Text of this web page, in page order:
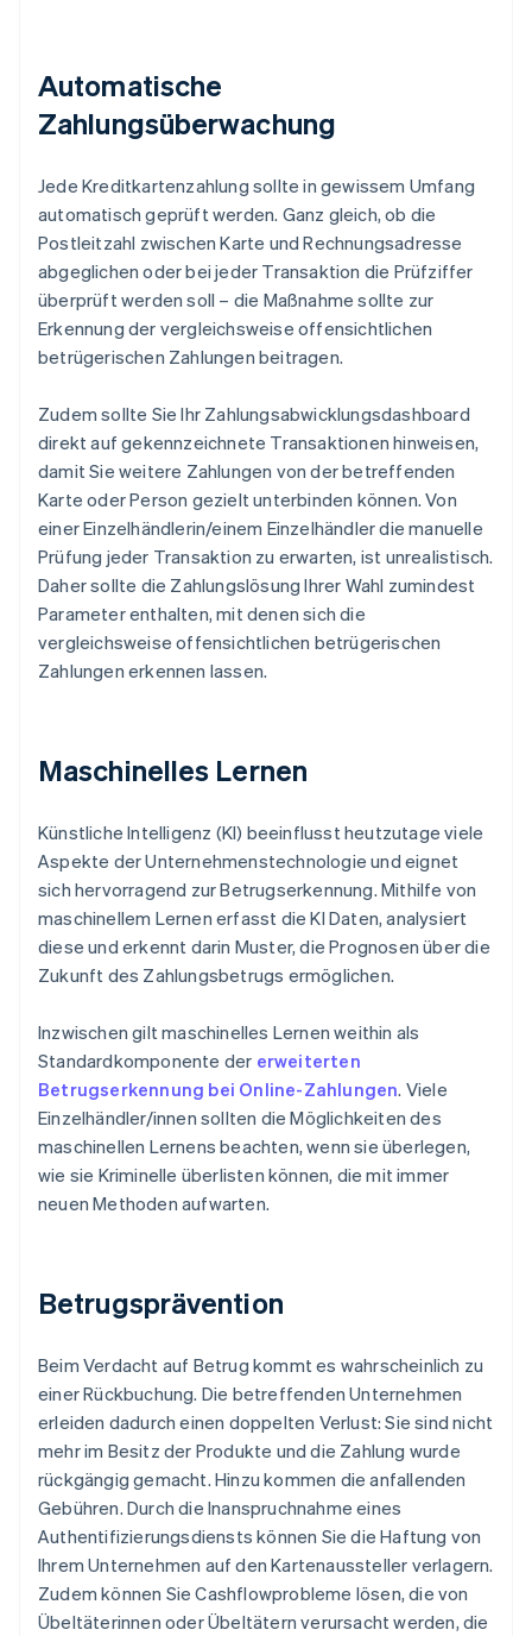
Automatische
Zahlungsüberwachung
Jede Kreditkartenzahlung sollte in gewissem Umfang
automatisch geprüft werden. Ganz gleich, ob die
Postleitzahl zwischen Karte und Rechnungsadresse
abgeglichen oder bei jeder Transaktion die Prüfziffer
überprüft werden soll – die Maßnahme sollte zur
Erkennung der vergleichsweise offensichtlichen
betrügerischen Zahlungen beitragen.
Zudem sollte Sie Ihr Zahlungsabwicklungsdashboard
direkt auf gekennzeichnete Transaktionen hinweisen,
damit Sie weitere Zahlungen von der betreffenden
Karte oder Person gezielt unterbinden können. Von
einer Einzelhändlerin/einem Einzelhändler die manuelle
Prüfung jeder Transaktion zu erwarten, ist unrealistisch.
Daher sollte die Zahlungslösung Ihrer Wahl zumindest
Parameter enthalten, mit denen sich die
vergleichsweise offensichtlichen betrügerischen
Zahlungen erkennen lassen.
Maschinelles Lernen
Künstliche Intelligenz (KI) beeinflusst heutzutage viele
Aspekte der Unternehmenstechnologie und eignet
sich hervorragend zur Betrugserkennung. Mithilfe von
maschinellem Lernen erfasst die KI Daten, analysiert
diese und erkennt darin Muster, die Prognosen über die
Zukunft des Zahlungsbetrugs ermöglichen.
Inzwischen gilt maschinelles Lernen weithin als
Standardkomponente der erweiterten
Betrugserkennung bei Online-Zahlungen. Viele
Einzelhändler/innen sollten die Möglichkeiten des
maschinellen Lernens beachten, wenn sie überlegen,
wie sie Kriminelle überlisten können, die mit immer
neuen Methoden aufwarten.
Betrugsprävention
Beim Verdacht auf Betrug kommt es wahrscheinlich zu
einer Rückbuchung. Die betreffenden Unternehmen
erleiden dadurch einen doppelten Verlust: Sie sind nicht
mehr im Besitz der Produkte und die Zahlung wurde
rückgängig gemacht. Hinzu kommen die anfallenden
Gebühren. Durch die Inanspruchnahme eines
Authentifizierungsdiensts können Sie die Haftung von
Ihrem Unternehmen auf den Kartenaussteller verlagern.
Zudem können Sie Cashflowprobleme lösen, die von
Übeltäterinnen oder Übeltätern verursacht werden, die